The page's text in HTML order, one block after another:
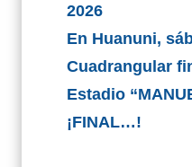
2026
En Huanuni,
Cuadrangular
Estadio
¡FINAL…!